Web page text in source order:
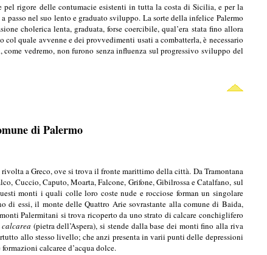
rigore delle contumacie esistenti in tutta la costa di Sicilia, e per la
passo nel suo lento e graduato sviluppo. La sorte della infelice Palermo
cholerica lenta, graduata, forse coercibile, qual’era stata fino allora
quale avvenne e dei provvedimenti usati a combatterla, è necessario
vedremo, non furono senza influenza sul progressivo sviluppo del
di Palermo
a Greco, ove si trova il fronte marittimo della città. Da Tramontana
Cuccio, Caputo, Moarta, Falcone, Grifone, Gibilrossa e Catalfano, sul
monti i quali colle loro coste nude e rocciose forman un singolare
di essi, il monte delle Quattro Arie sovrastante alla comune di Baida,
Palermitani si trova ricoperto da uno strato di calcare conchiglifero
(pietra dell’Aspera), si stende dalla base dei monti fino alla riva
allo stesso livello; che anzi presenta in varii punti delle depressioni
calcaree d’acqua dolce.